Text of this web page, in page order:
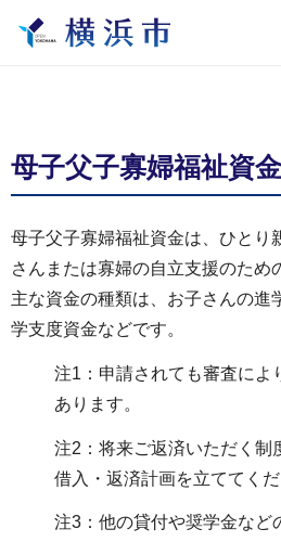
母子父子寡婦福祉資金
母子父子寡婦福祉資金は、ひとり
さんまたは寡婦の自立支援のため
主な資金の種類は、お子さんの進
学支度資金などです。
注1：申請されても審査によ
あります。
注2：将来ご返済いただく制
借入・返済計画を立ててくだ
注3：他の貸付や奨学金など